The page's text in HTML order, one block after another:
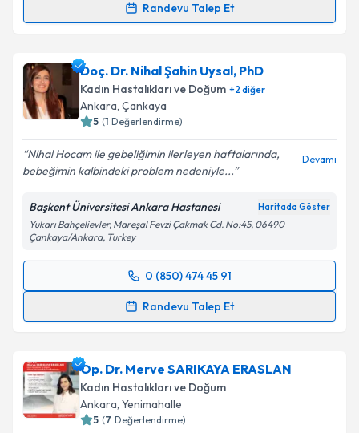
Randevu Talep Et
Randevu Takvimi Talebi
Doç. Dr. Can Ozan Ulusoyiçin randevu takvimi talebi
oluşturun. Size bu uzmandan randevu almanız için bir
takvim hazırlandığında e-posta ile bilgilendireceğiz.
Kişisel verilerimin işlenmesine ilişkin
Aydınlatma
Metni'ni okudum ve kişisel verilerimin belirtilen
kapsamda işlenmesini kabul ediyorum.
Takvim Talebini Gönder
Doç. Dr. Nihal Şahin Uysal, PhD
Kadın Hastalıkları ve Doğum +2 diğer
Ankara, Çankaya
5 (1 Değerlendirme)
Nihal Hocam ile gebeliğimin ilerleyen haftalarında,
bebeğimin kalbindeki problem nedeniyle...
Devamı
Başkent Üniversitesi Ankara Hastanesi Haritada Göster
Yukarı Bahçelievler, Mareşal Fevzi Çakmak Cd. No:45, 06490
Çankaya/Ankara, Turkey
0 (850) 474 45 91
Randevu Talep Et
Randevu Takvimi Talebi
için bir takvim hazırlandığında e-posta ile
bilgilendireceğiz.
E-posta Adresiniz
Op. Dr. Merve SARIKAYA ERASLAN
Kadın Hastalıkları ve Doğum
Ankara, Yenimahalle
5 (7 Değerlendirme)